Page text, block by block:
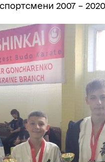
2007 –